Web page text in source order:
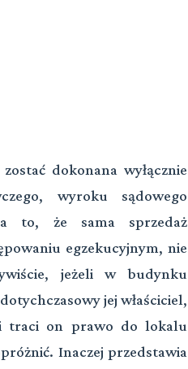
dokonana wyłącznie
wyroku sądowego
to, że sama sprzedaż
egzekucyjnym, nie
jeżeli w budynku
jej właściciel,
traci on prawo do lokalu
Inaczej przedstawia